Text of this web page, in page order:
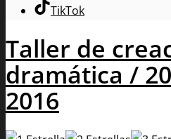
TikTok
Taller de
dramática /
2016